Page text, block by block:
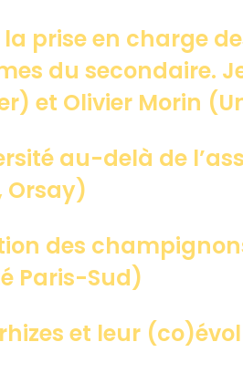
la prise en charge
du secondaire.
et Olivier Morin
au-delà de
Orsay)
des
Paris-Sud)
et leur